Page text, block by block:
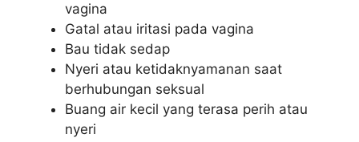
vagina
Gatal atau iritasi pada vagina
Bau tidak sedap
Nyeri atau ketidaknyamanan saat
berhubungan seksual
Buang air kecil yang terasa perih atau
nyeri